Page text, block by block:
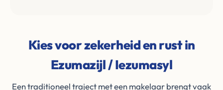
Kies voor zekerheid en rust in
Ezumazijl / Iezumasyl
Een traditioneel traject met een makelaar brengt vaak